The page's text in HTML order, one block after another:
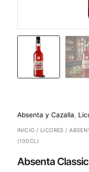
INICIO / LICORES /
(100CL)
Absenta y Cazalla,
Absenta